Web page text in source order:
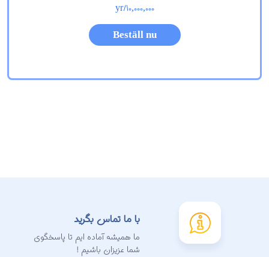
10,000,000
/yr
Beställ nu
با ما تماس بگرید
ما همیشه آماده ایم تا پاسخگوی
شما عزیزان باشیم !